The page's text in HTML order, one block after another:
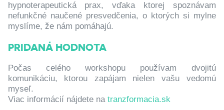
hypnoterapeutická prax, vďaka ktorej spoznávam
nefunkčné naučené presvedčenia, o ktorých si mylne
myslíme, že nám pomáhajú.
PRIDANÁ HODNOTA
Počas celého workshopu používam dvojitú
komunikáciu, ktorou zapájam nielen vašu vedomú
myseľ.
Viac informácií nájdete na tranzformacia.sk